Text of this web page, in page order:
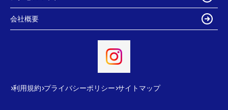
会社概要
利用規約 プライバシーポリシー サイトマップ